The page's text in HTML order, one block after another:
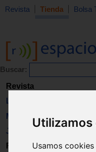
Usamos
Revista Tienda Bolsa
Buscar:
Revista
Libros
Material
Juguetes
Formación